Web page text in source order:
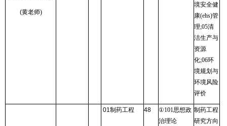
(黄老师)
境安全健
康(ehs)管
理;05清
洁生产与
资源
化;06环
境规划与
环境风险
评价
01制药工程 48 ①101思想政
治理论
制药工程
研究方向